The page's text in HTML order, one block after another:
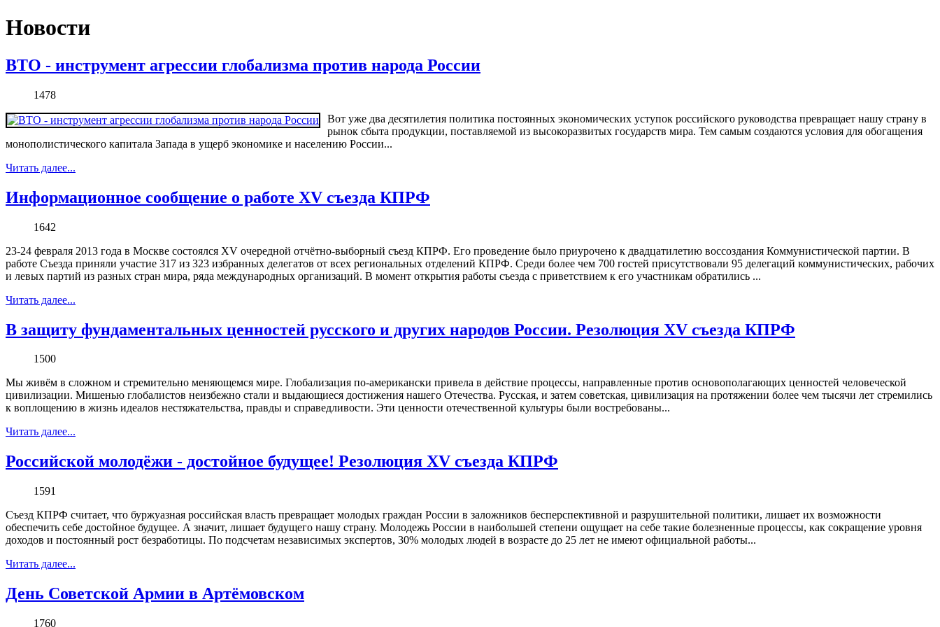
Новости
ВТО - инструмент агрессии глобализма против народа России
1478
Вот уже два десятилетия политика постоянных экономических уступок российского руководства превращает нашу страну в
рынок сбыта продукции, поставляемой из высокоразвитых государств мира. Тем самым создаются условия для обогащения
монополистического капитала Запада в ущерб экономике и населению России...
Читать далее...
Информационное сообщение о работе ХV съезда КПРФ
1642
23-24 февраля 2013 года в Москве состоялся XV очередной отчётно-выборный съезд КПРФ. Его проведение было приурочено к двадцатилетию воссоздания Коммунистической партии. В
работе Съезда приняли участие 317 из 323 избранных делегатов от всех региональных отделений КПРФ. Среди более чем 700 гостей присутствовали 95 делегаций коммунистических, рабочих
и левых партий из разных стран мира, ряда международных организаций. В момент открытия работы съезда с приветствием к его участникам обратились ...
Читать далее...
В защиту фундаментальных ценностей русского и других народов России. Резолюция XV съезда КПРФ
1500
Мы живём в сложном и стремительно меняющемся мире. Глобализация по-американски привела в действие процессы, направленные против основополагающих ценностей человеческой
цивилизации. Мишенью глобалистов неизбежно стали и выдающиеся достижения нашего Отечества. Русская, и затем советская, цивилизация на протяжении более чем тысячи лет стремились
к воплощению в жизнь идеалов нестяжательства, правды и справедливости. Эти ценности отечественной культуры были востребованы...
Читать далее...
Российской молодёжи - достойное будущее! Резолюция XV съезда КПРФ
1591
Съезд КПРФ считает, что буржуазная российская власть превращает молодых граждан России в заложников бесперспективной и разрушительной политики, лишает их возможности
обеспечить себе достойное будущее. А значит, лишает будущего нашу страну. Молодежь России в наибольшей степени ощущает на себе такие болезненные процессы, как сокращение уровня
доходов и постоянный рост безработицы. По подсчетам независимых экспертов, 30% молодых людей в возрасте до 25 лет не имеют официальной работы...
Читать далее...
День Советской Армии в Артёмовском
1760